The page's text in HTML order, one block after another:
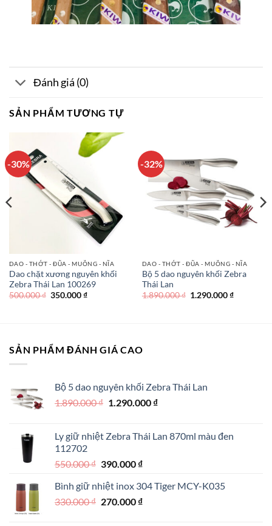
Đánh giá (0)
SẢN PHẨM TƯƠNG TỰ
-30%
DAO - THỚT - ĐŨA - MUỖNG - NĨA
Dao chặt xương nguyên khối
Zebra Thái Lan 100269
500.000₫ Giá
350.000₫Giá
-32%
DAO - THỚT - ĐŨA - MUỖNG - NĨA
Bộ 5 dao nguyên khối Zebra
Thái Lan
1.890.000₫ Giá
1.290.000₫Giá
SẢN PHẨM ĐÁNH GIÁ CAO
Bộ 5 dao nguyên khối Zebra Thái Lan
1.890.000₫ Giá
1.890.000 ₫.
1.290.000 ₫Giá
là:
Ly giữ nhiệt Zebra Thái Lan 870ml màu đen
112702
550.000₫ Giá
là:
550.000 ₫.
390.000 ₫Giá
tại
là:
Bình giữ nhiệt inox 304 Tiger MCY-K035
330.000₫ Giá
270.000 ₫Giá